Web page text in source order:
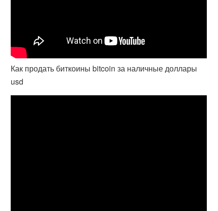
Как продать биткоины bitcoin за наличные доллары
usd